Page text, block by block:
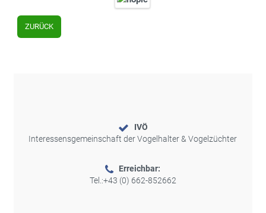
ZURÜCK
IVÖ
Interessensgemeinschaft der Vogelhalter & Vogelzüchter
Erreichbar:
Tel.:+43 (0) 662-852662